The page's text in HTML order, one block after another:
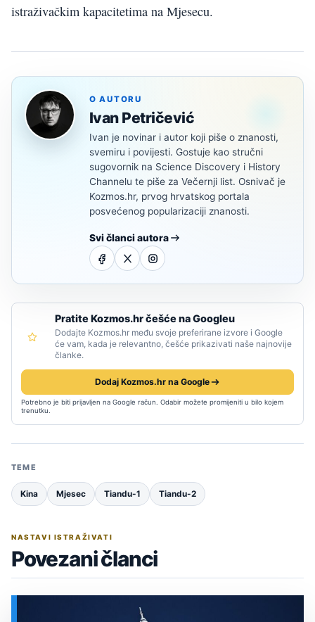
istraživačkim kapacitetima na Mjesecu.
O AUTORU
Ivan Petričević
Ivan je novinar i autor koji piše o znanosti,
svemiru i povijesti. Gostuje kao stručni
sugovornik na Science Discovery i History
Channelu te piše za Večernji list. Osnivač je
Kozmos.hr, prvog hrvatskog portala
posvećenog popularizaciji znanosti.
Svi članci autora
Pratite Kozmos.hr češće na Googleu
Dodajte Kozmos.hr među svoje preferirane izvore i Google
će vam, kada je relevantno, češće prikazivati naše najnovije
članke.
Dodaj Kozmos.hr na Google
Potrebno je biti prijavljen na Google račun. Odabir možete promijeniti u bilo kojem
trenutku.
TEME
Kina Mjesec Tiandu-1 Tiandu-2
NASTAVI ISTRAŽIVATI
Povezani članci